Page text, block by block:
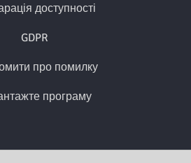
доступності
GDPR
про помилку
програму